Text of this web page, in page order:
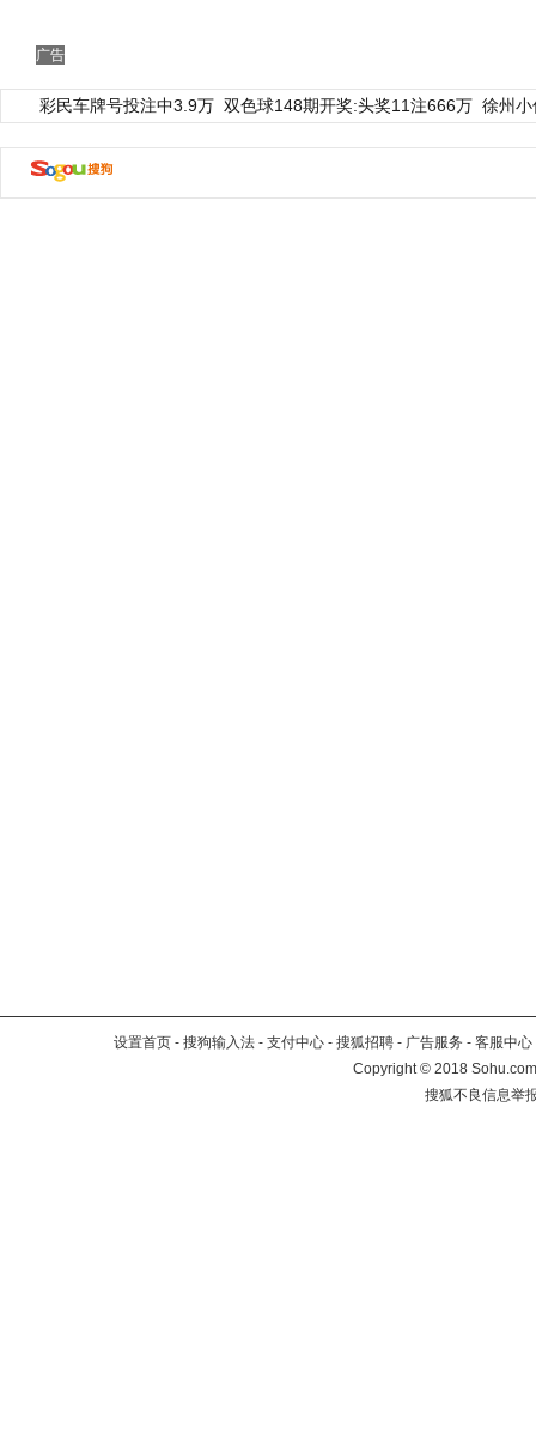
广告
彩民车牌号投注中3.9万 双色球148期开奖:头奖11注666万 徐州
设置首页 - 搜狗输入法 - 支付中心 - 搜狐招聘 - 广告服务 - 客服中心
Copyright©2018
搜狐不良信息举